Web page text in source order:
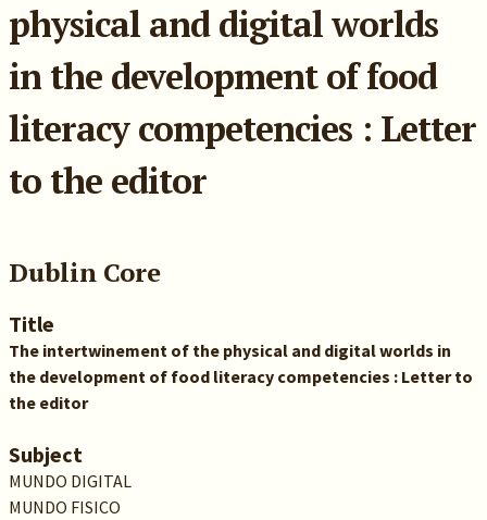
physical and digital worlds
in the development of food
literacy competencies : Letter
to the editor
Dublin Core
Title
The intertwinement of the physical and digital worlds in
the development of food literacy competencies : Letter to
the editor
Subject
MUNDO DIGITAL
MUNDO FISICO